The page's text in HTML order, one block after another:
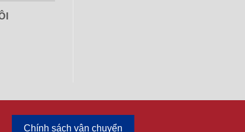
Chính sách vận chuyển